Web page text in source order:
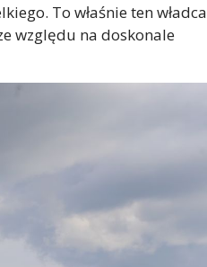
To właśnie ten władca
względu na doskonale